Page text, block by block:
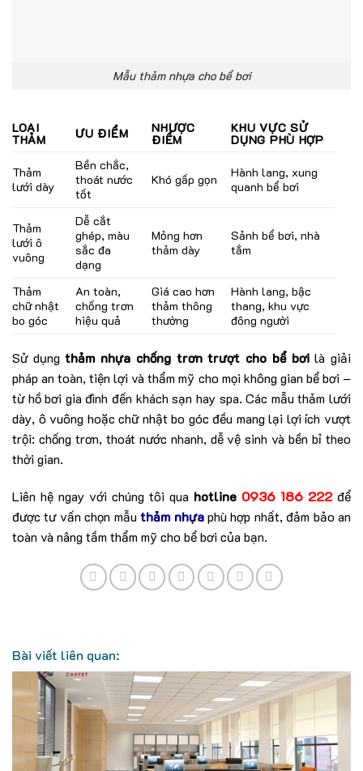
Mẫu thảm nhựa cho bể bơi
LOẠI
THẢM ƯU ĐIỂM NHƯỢC
ĐIỂM
KHU VỰC SỬ
DỤNG PHÙ HỢP
Thảm
lưới dày
Bền chắc,
thoát nước
tốt
Khó gấp gọn
Hành lang, xung
quanh bể bơi
Thảm
lưới ô
vuông
Dễ cắt
ghép, màu
sắc đa
dạng
Mỏng hơn
thảm dày
Sảnh bể bơi, nhà
tắm
Thảm
chữ nhật
bo góc
An toàn,
chống trơn
hiệu quả
Giá cao hơn
thảm thông
thường
Hành lang, bậc
thang, khu vực
đông người
Sử dụngthảm nhựa chống trơn trượt cho bể bơilà giải
pháp an toàn, tiện lợi và thẩm mỹ cho mọi không gian bể bơi –
từ hồ bơi gia đình đến khách sạn hay spa. Các mẫu thảm lưới
dày, ô vuông hoặc chữ nhật bo góc đều mang lại lợi ích vượt
trội: chống trơn, thoát nước nhanh, dễ vệ sinh và bền bỉ theo
thời gian.
Liên hệ ngay với chúng tôi qua hotline 0936 186 222để
được tư vấn chọn mẫuthảm nhựaphù hợp nhất, đảm bảo an
toàn và nâng tầm thẩm mỹ cho bể bơi của bạn.
Bài viết liên quan: